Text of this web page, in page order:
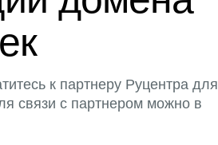
к партнеру Руцентра для
связи с партнером можно в